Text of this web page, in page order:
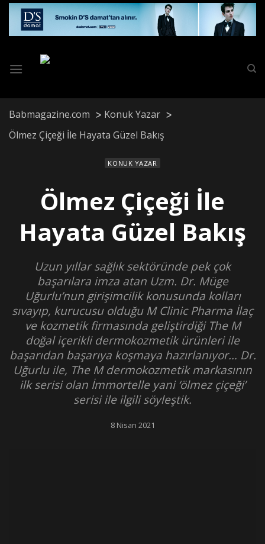
Skip
content
Babmagazine.com
Konuk Yazar
Ölmez Çiçeği İle Hayata Güzel Bakış
KONUK YAZAR
Ölmez Çiçeği İle
Hayata Güzel Bakış
Uzun yıllar sağlık sektöründe pek çok
başarılara imza atan Uzm. Dr. Müge
Uğurlu’nun girişimcilik konusunda kolları
sıvayıp, kurucusu olduğu M Clinic Pharma İlaç
ve kozmetik firmasında geliştirdiği The M
doğal içerikli dermokozmetik ürünleri ile
başarıdan başarıya koşmaya hazırlanıyor… Dr.
Uğurlu ile, The M dermokozmetik markasının
ilk serisi olan İmmortelle yani ‘ölmez çiçeği’
serisi ile ilgili söyleştik.
8 Nisan 2021